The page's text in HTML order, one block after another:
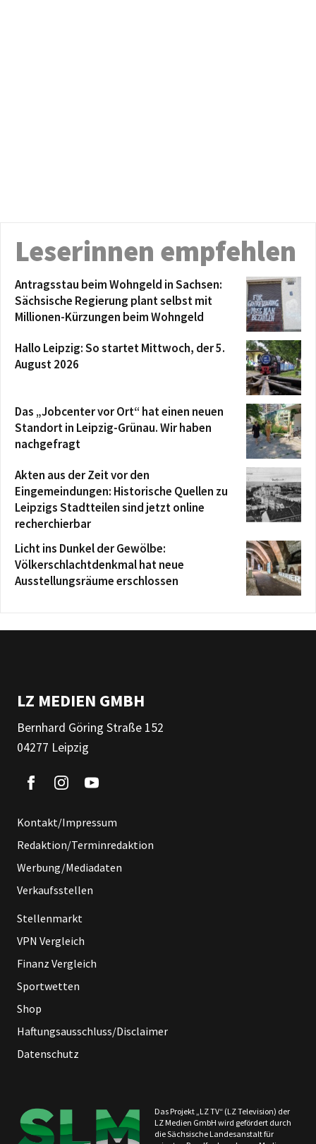
Leserinnen empfehlen
Antragsstau beim Wohngeld in Sachsen:
Sächsische Regierung plant selbst mit
Millionen-Kürzungen beim Wohngeld
Hallo Leipzig: So startet Mittwoch, der 5.
August 2026
Das „Jobcenter vor Ort“ hat einen neuen
Standort in Leipzig-Grünau. Wir haben
nachgefragt
Akten aus der Zeit vor den
Eingemeindungen: Historische Quellen zu
Leipzigs Stadtteilen sind jetzt online
recherchierbar
Licht ins Dunkel der Gewölbe:
Völkerschlachtdenkmal hat neue
Ausstellungsräume erschlossen
LZ MEDIEN GMBH
Bernhard Göring Straße 152
04277 Leipzig
Kontakt/Impressum
Redaktion/Terminredaktion
Werbung/Mediadaten
Verkaufsstellen
Stellenmarkt
VPN Vergleich
Finanz Vergleich
Sportwetten
Shop
Haftungsausschluss/Disclaimer
Datenschutz
Das Projekt „LZ TV“ (LZ Television) der
LZ Medien GmbH wird gefördert durch
die Sächsische Landesanstalt für